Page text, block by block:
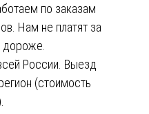
по заказам
Нам не платят за
дороже.
России. Выезд
(стоимость